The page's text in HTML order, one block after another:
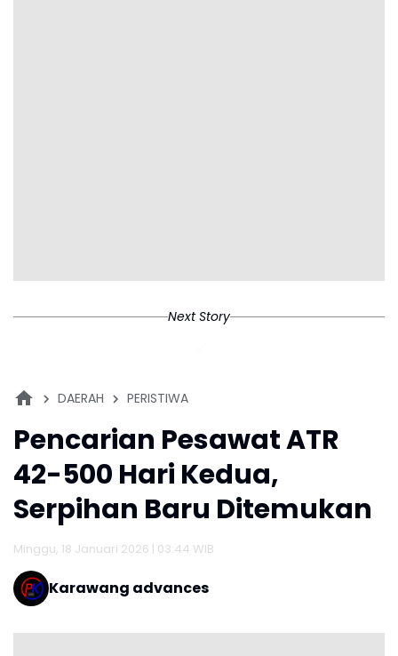
Next Story
DAERAH PERISTIWA
Pencarian Pesawat ATR
42-500 Hari Kedua,
Serpihan Baru Ditemukan
Minggu, 18 Januari 2026 | 03:44 WIB
Karawang advances